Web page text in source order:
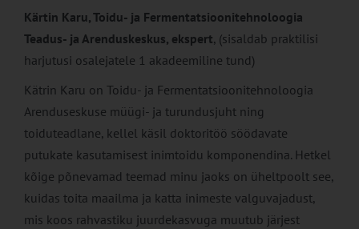
Kärtin Karu, Toidu- ja Fermentatsioonitehnoloogia
Teadus- ja Arenduskeskus, ekspert, (sisaldab praktilisi
harjutusi osalejatele 1 akadeemiline tund)
Kätrin Karu on Toidu- ja Fermentatsioonitehnoloogia
Arenduseskuse müügi- ja turundusjuht ning
toiduteadlane, kellel käsil doktoritöö söödavate
putukate kasutamisest inimtoidu komponendina. Hetkel
kõige põnevamad teemad minu jaoks on üheltpoolt see,
kuidas toita maailma ja katta inimeste valguvajadust,
mis koos rahvastiku juurdekasvuga muutub järjest